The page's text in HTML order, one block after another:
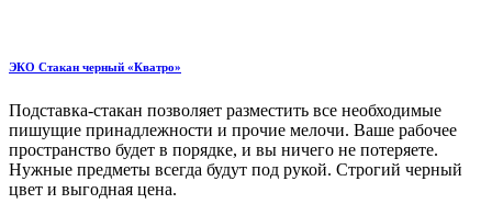
ЭКО Стакан черный «Кватро»
Подставка-стакан позволяет разместить все необходимые
пишущие принадлежности и прочие мелочи. Ваше рабочее
пространство будет в порядке, и вы ничего не потеряете.
Нужные предметы всегда будут под рукой. Строгий черный
цвет и выгодная цена.